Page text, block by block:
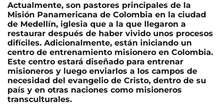
Actualmente, son pastores principales de la
Misión Panamericana de Colombia en la ciudad
de Medellín, iglesia que a la que llegaron a
restaurar después de haber vivido unos procesos
difíciles. Adicionalmente, están iniciando un
centro de entrenamiento misionero en Colombia.
Este centro estará diseñado para entrenar
misioneros y luego enviarlos a los campos de
necesidad del evangelio de Cristo, dentro de su
país y en otras naciones como misioneros
transculturales.